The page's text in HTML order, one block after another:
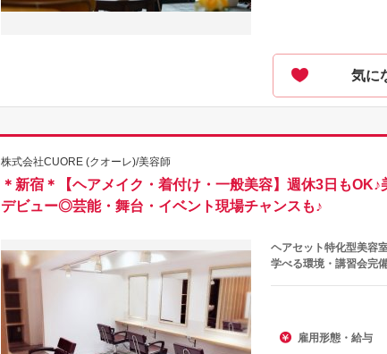
気に
株式会社CUORE (クオーレ)/美容師
＊新宿＊【ヘアメイク・着付け・一般美容】週休3日も
デビュー◎芸能・舞台・イベント現場チャンスも♪
ヘアセット特化型美容
学べる環境・講習会完備
雇用形態・給与